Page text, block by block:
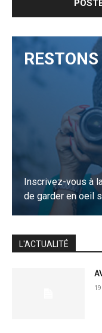
Inscrivez-vous à
de garder en oeil
JE M'INSCRIS
L'ACTUALITÉ